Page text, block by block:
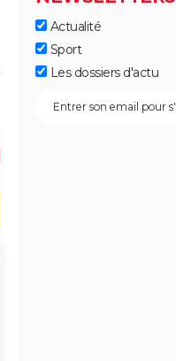
Actualité
Sport
Les dossiers d'actu